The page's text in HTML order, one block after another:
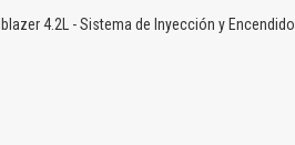
4.2L - Sistema de Inyección y Encendido